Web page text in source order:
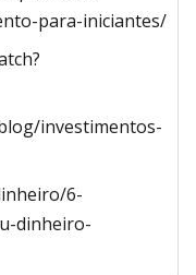
para-iniciantes/
investimentos-
6-
dinheiro-